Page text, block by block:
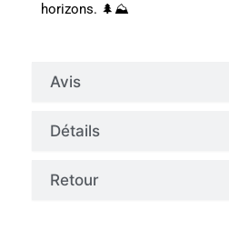
Avis
Détails
Retour
horizons. 🌲⛰️